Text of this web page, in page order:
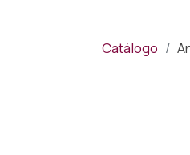
Catálogo